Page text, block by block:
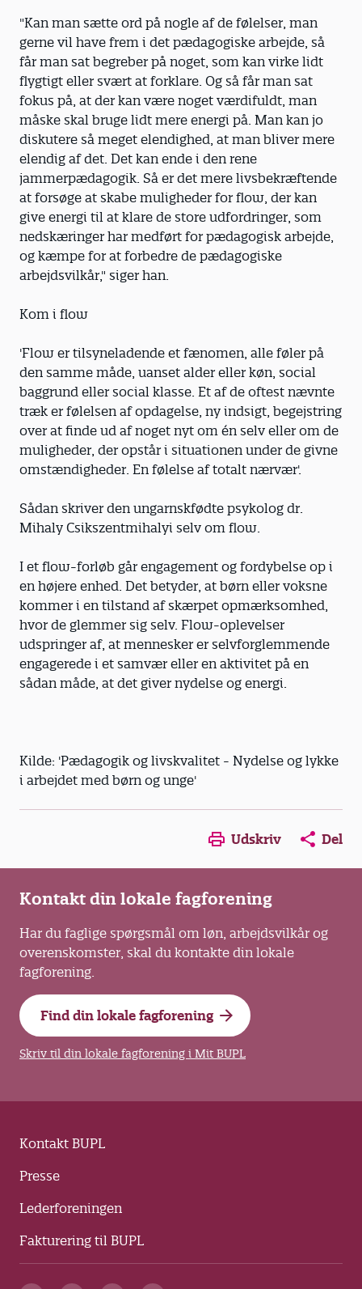
"Kan man sætte ord på nogle af de følelser, man
gerne vil have frem i det pædagogiske arbejde, så
får man sat begreber på noget, som kan virke lidt
flygtigt eller svært at forklare. Og så får man sat
fokus på, at der kan være noget værdifuldt, man
måske skal bruge lidt mere energi på. Man kan jo
diskutere så meget elendighed, at man bliver mere
elendig af det. Det kan ende i den rene
jammerpædagogik. Så er det mere livsbekræftende
at forsøge at skabe muligheder for flow, der kan
give energi til at klare de store udfordringer, som
nedskæringer har medført for pædagogisk arbejde,
og kæmpe for at forbedre de pædagogiske
arbejdsvilkår," siger han.
Kom i flow
'Flow er tilsyneladende et fænomen, alle føler på
den samme måde, uanset alder eller køn, social
baggrund eller social klasse. Et af de oftest nævnte
træk er følelsen af opdagelse, ny indsigt, begejstring
over at finde ud af noget nyt om én selv eller om de
muligheder, der opstår i situationen under de givne
omstændigheder. En følelse af totalt nærvær'.
Sådan skriver den ungarnskfødte psykolog dr.
Mihaly Csikszentmihalyi selv om flow.
I et flow-forløb går engagement og fordybelse op i
en højere enhed. Det betyder, at børn eller voksne
kommer i en tilstand af skærpet opmærksomhed,
hvor de glemmer sig selv. Flow-oplevelser
udspringer af, at mennesker er selvforglemmende
engagerede i et samvær eller en aktivitet på en
sådan måde, at det giver nydelse og energi.
Kilde: 'Pædagogik og livskvalitet - Nydelse og lykke
i arbejdet med børn og unge'
Opens in a new window
Opens in a new
Opens in
Udskriv Del
Kontakt din lokale fagforening
Har du faglige spørgsmål om løn, arbejdsvilkår og
overenskomster, skal du kontakte din lokale
fagforening.
Find din lokale fagforening
Skriv til din lokale fagforening i Mit BUPL
Kontakt BUPL
Presse
Lederforeningen
Fakturering til BUPL